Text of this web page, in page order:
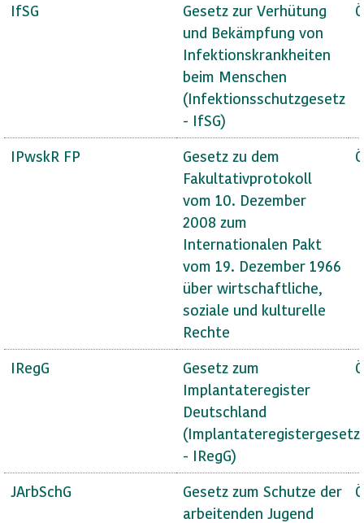
IfSG
Gesetz zur Verhütung
und Bekämpfung von
Infektionskrankheiten
beim Menschen
(Infektionsschutzgesetz
- IfSG)
IPwskR FP
Gesetz zu dem
Fakultativprotokoll
vom 10. Dezember
2008 zum
Internationalen Pakt
vom 19. Dezember 1966
über wirtschaftliche,
soziale und kulturelle
Rechte
IRegG
Gesetz zum
Implantateregister
Deutschland
(Implantateregistergesetz
- IRegG)
JArbSchG
Gesetz zum Schutze der
arbeitenden Jugend